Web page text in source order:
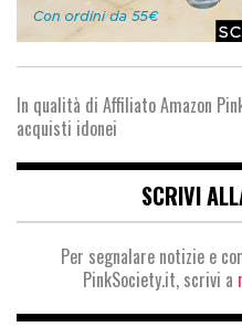
In qualità di Affiliato Amazon
acquisti idonei
SCRIVI
Per segnalare notizie e
PinkSociety.it, scrivi a